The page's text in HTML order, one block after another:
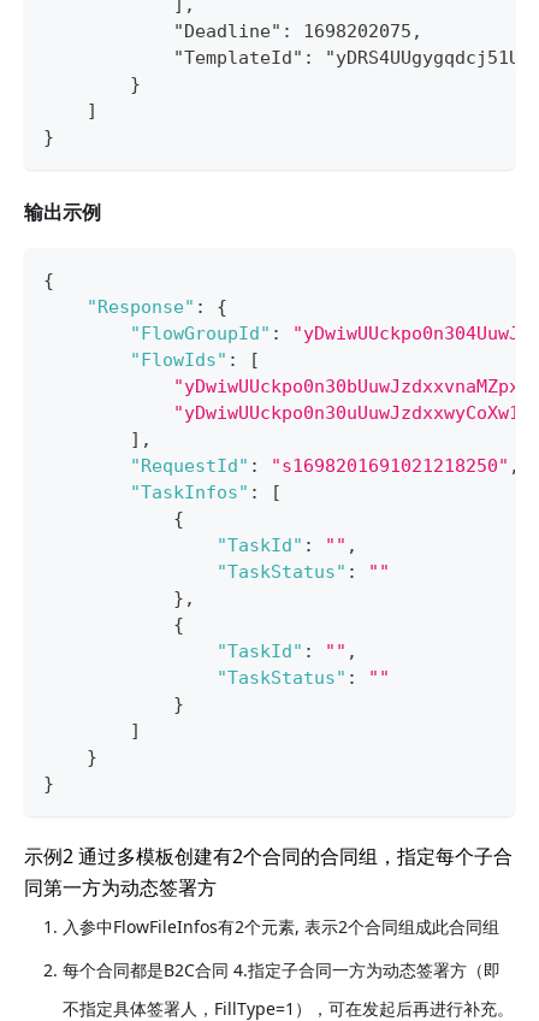
            ],
            "Deadline": 1698202075,
"TemplateId":
        }
    ]
}
输出示例
{
"Response" :
{
"FlowGroupId" :
"FlowIds" :
[
] ,
"RequestId" : "s1698201691021218250" ,
"TaskInfos" :
[
{
"TaskId" : "" ,
"TaskStatus" :
""
} ,
{
"TaskId" : "" ,
"TaskStatus" :
""
}
]
}
}
示例2 通过多模板创建有2个合同的合同组，指定每个子合
同第一方为动态签署方
入参中FlowFileInfos有2个元素, 表示2个合同组成此合同组
每个合同都是B2C合同 4.指定子合同一方为动态签署方（即
不指定具体签署人，FillType=1），可在发起后再进行补充。